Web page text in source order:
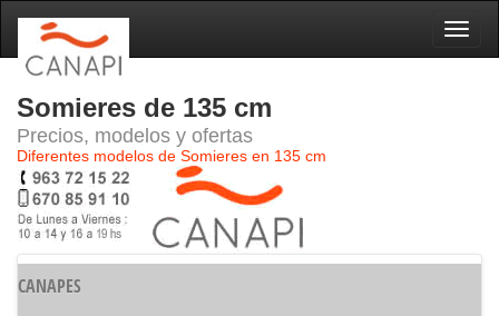
Somieres de 135 cm
Precios, modelos y ofertas
Diferentes modelos de Somieres en 135 cm
CANAPES